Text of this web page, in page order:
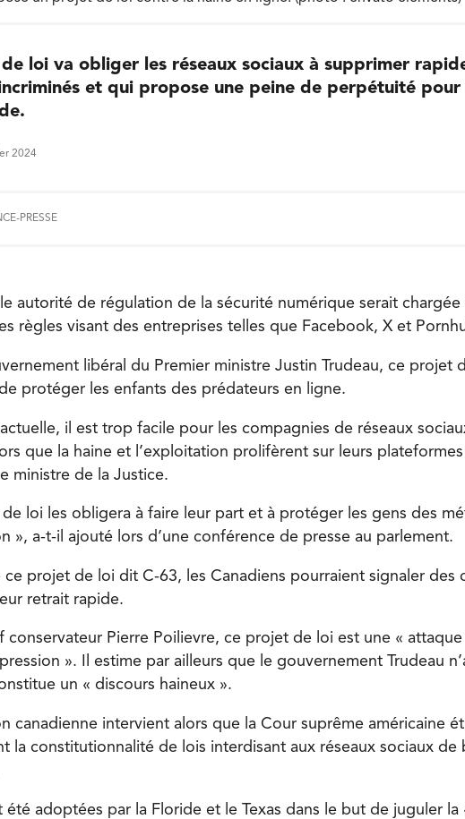
loi va obliger les réseaux sociaux à supprimer
et qui propose une peine de perpétuité
2024
PRESSE
autorité de régulation de la sécurité numérique serait chargée
règles visant des entreprises telles que Facebook, X et
libéral du Premier ministre Justin Trudeau, ce projet
protéger les enfants des prédateurs en ligne.
actuelle, il est trop facile pour les compagnies de réseaux
que la haine et l’exploitation prolifèrent sur leurs
ministre de la Justice.
loi les obligera à faire leur part et à protéger les gens des
», a-t-il ajouté lors d’une conférence de presse au parlement.
ce projet de loi dit C-63, les Canadiens pourraient signaler des
retrait rapide.
conservateur Pierre Poilievre, ce projet de loi est une «
». Il estime par ailleurs que le gouvernement Trudeau
un « discours haineux ».
canadienne intervient alors que la Cour suprême américaine
la constitutionnalité de lois interdisant aux réseaux sociaux de
été adoptées par la Floride et le Texas dans le but de juguler la